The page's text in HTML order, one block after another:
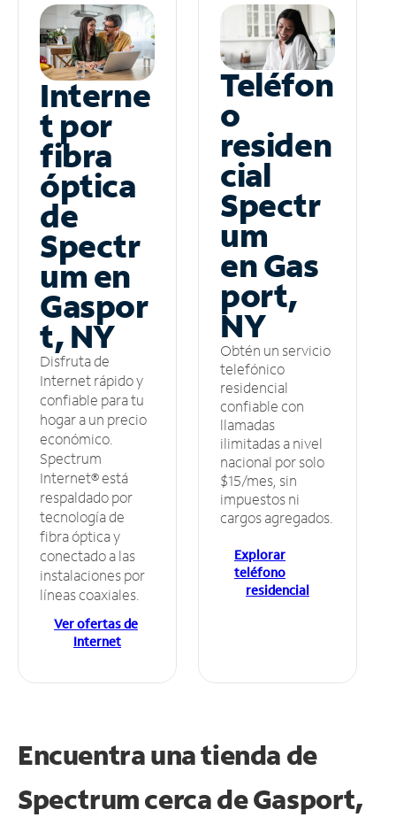
Interne
t por
fibra
óptica
de
Spectr
um en
Gaspor
t, NY
Disfruta de
Internet rápido y
confiable para tu
hogar a un precio
económico.
Spectrum
Internet® está
respaldado por
tecnología de
fibra óptica y
conectado a las
instalaciones por
líneas coaxiales.
Ver ofertas de
Internet
Teléfon
o
residen
cial
Spectr
um
en Gas
port,
NY
Obtén un servicio
telefónico
residencial
confiable con
llamadas
ilimitadas a nivel
nacional por solo
$15/mes, sin
impuestos ni
cargos agregados.
Explorar
teléfono
residencial
Encuentra una tienda de
Spectrumcerca de Gasport,